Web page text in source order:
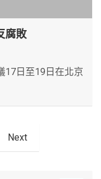
腐敗
17日至19日在北京
Next